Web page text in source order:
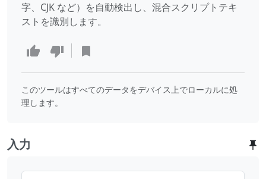
字、CJK など）を自動検出し、混合スクリプトテキ
ストを識別します。
このツールはすべてのデータをデバイス上でローカルに処
理します。
入力